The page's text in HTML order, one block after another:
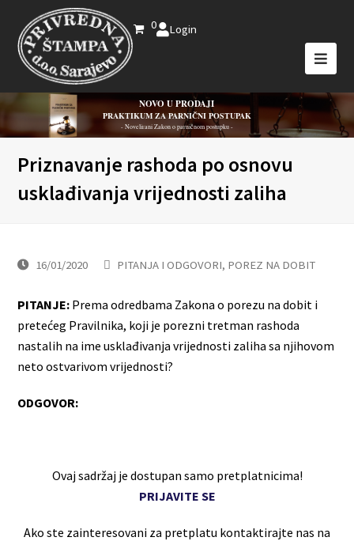
0 Login
NOVO U PRODAJI
PRAKTIKUM ZA PARNIČNI POSTUPAK
- Novelirani Zakon o parničnom postupku -
Priznavanje rashoda po osnovu
usklađivanja vrijednosti zaliha
16/01/2020 PITANJA I ODGOVORI, POREZ NA DOBIT
PITANJE: Prema odredbama Zakona o porezu na dobit i
pretećeg Pravilnika, koji je porezni tretman rashoda
nastalih na ime usklađivanja vrijednosti zaliha sa njihovom
neto ostvarivom vrijednosti?
ODGOVOR:
Ovaj sadržaj je dostupan samo pretplatnicima!
PRIJAVITE SE
Ako ste zainteresovani za pretplatu kontaktirajte nas na